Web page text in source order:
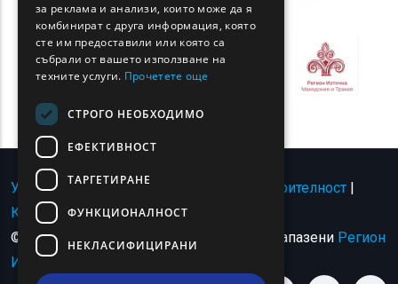
Условия за ползване | Политика за поверителност |
Карта на сайта|Свържете се с
© Авторско право 2024 - Всички права запазени Регион
Източна Македония и Тракия
ROMANIAN
TURKISH
за реклама и анализи, които може да я
комбинират с друга информация, която
сте им предоставили или която са
събрали от вашето използване на
техните услуги. Прочетете още
СТРОГО НЕОБХОДИМО
ЕФЕКТИВНОСТ
ТАРГЕТИРАНЕ
ФУНКЦИОНАЛНОСТ
НЕКЛАСИФИЦИРАНИ